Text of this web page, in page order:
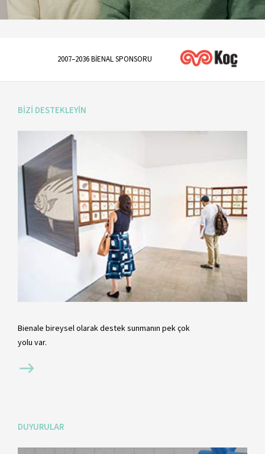
​2007–2036 BİENAL SPONSORU
BİZİ DESTEKLEYİN
Bienale bireysel olarak destek sunmanın pek çok
yolu var.
DUYURULAR